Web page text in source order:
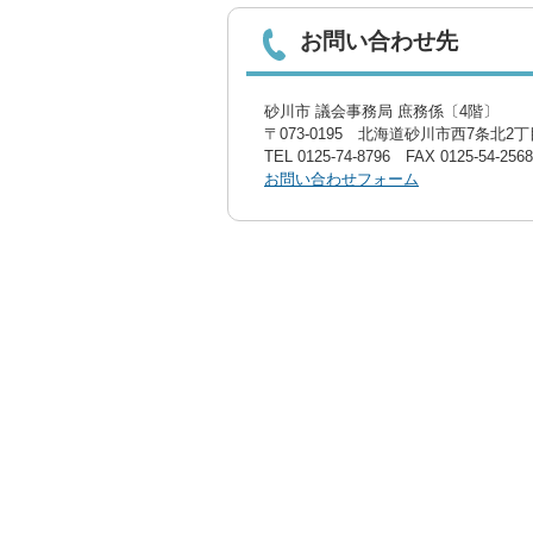
お問い合わせ先
砂川市 議会事務局 庶務係〔4階〕
〒073-0195 北海道砂川市西7条北2丁
TEL 0125-74-8796 FAX 0125-54-2568
お問い合わせフォーム